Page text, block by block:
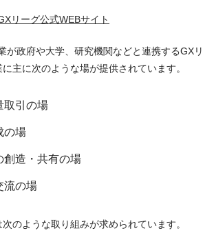
リーグ公式WEBサイト
が政府や大学、研究機関などと連携するGXリ
主に次のような場が提供されています。
取引の場
の場
創造・共有の場
流の場
のような取り組みが求められています。